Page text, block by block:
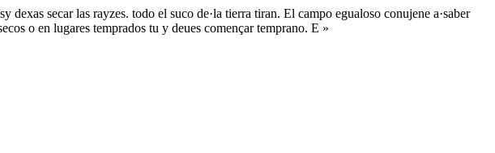
secar las rayzes. todo el suco de·la tierra tiran. El campo egualoso conujene a·saber
o en lugares temprados tu y deues començar temprano. E »